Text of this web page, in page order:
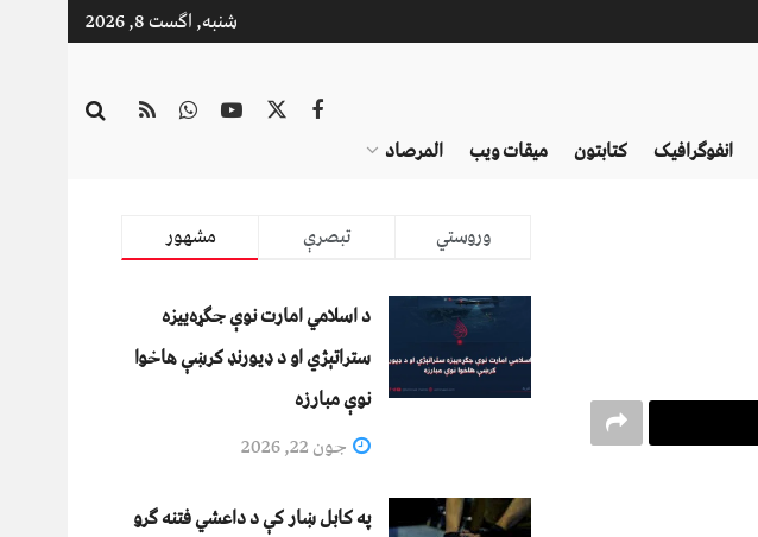
شنبه, اگست 8, 2026
انفوګرافیک کتابتون میقات ویب المرصاد
مشهور تبصرې وروستي
د اسلامي امارت نوې جګړه‌ییزه
ستراتېژي او د ډیورنډ کرښې هاخوا
نوې مبارزه
جون 22, 2026
په کابل ښار کې د داعشي فتنه ګرو